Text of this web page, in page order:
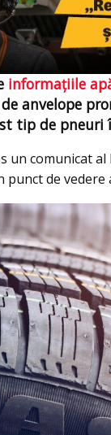
informațiile
anvelope
tip de
comunicat al
de vedere